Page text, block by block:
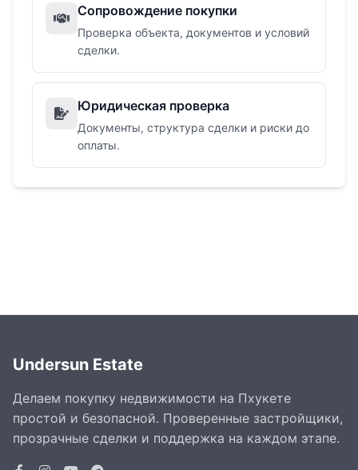
Сопровождение покупки
Проверка объекта, документов и условий
сделки.
Юридическая проверка
Документы, структура сделки и риски до
оплаты.
Undersun Estate
Делаем покупку недвижимости на Пхукете
простой и безопасной. Проверенные застройщики,
прозрачные сделки и поддержка на каждом этапе.